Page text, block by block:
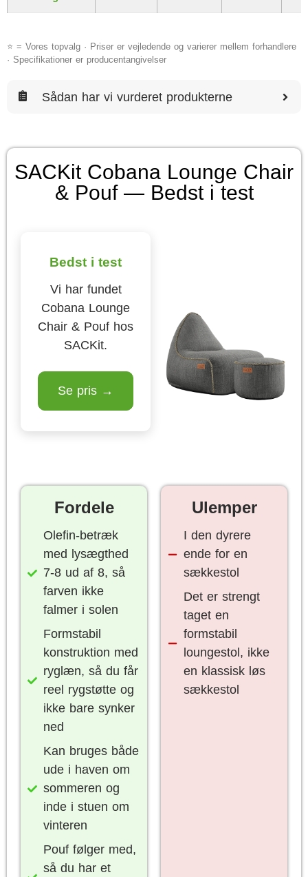
⭐ = Vores topvalg · Priser er vejledende og varierer mellem forhandlere
· Specifikationer er producentangivelser
Sådan har vi vurderet produkterne
SACKit Cobana Lounge Chair
& Pouf — Bedst i test
Bedst i test
Vi har fundet
Cobana Lounge
Chair & Pouf hos
SACKit.
Se pris →
Fordele
Olefin-betræk
med lysægthed
7-8 ud af 8, så
farven ikke
falmer i solen
Formstabil
konstruktion med
ryglæn, så du får
reel rygstøtte og
ikke bare synker
ned
Kan bruges både
ude i haven om
sommeren og
inde i stuen om
vinteren
Pouf følger med,
så du har et
Ulemper
I den dyrere
ende for en
sækkestol
Det er strengt
taget en
formstabil
loungestol, ikke
en klassisk løs
sækkestol